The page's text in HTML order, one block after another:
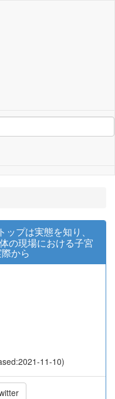
ップは実態を知り、
の現場における子宮
から
11-10)